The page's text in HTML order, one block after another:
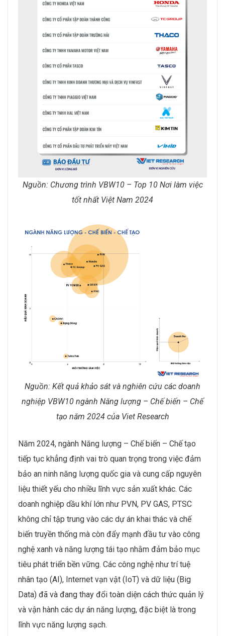
Nguồn: Chương trình VBW10 – Top 10 Nơi làm việc
tốt nhất Việt Nam 2024
Nguồn: Kết quả khảo sát và nghiên cứu các doanh
nghiệp VBW10 ngành Năng lượng – Chế biến – Chế
tạo năm 2024 của Viet Research
Năm 2024, ngành Năng lượng – Chế biến – Chế tạo
tiếp tục khẳng định vai trò quan trọng trong việc đảm
bảo an ninh năng lượng quốc gia và cung cấp nguyên
liệu thiết yếu cho nhiều lĩnh vực sản xuất khác. Các
doanh nghiệp dầu khí lớn như PVN, PV GAS, PTSC
không chỉ tập trung vào các dự án khai thác và chế
biến truyền thống mà còn đẩy mạnh đầu tư vào công
nghệ xanh và năng lượng tái tạo nhằm đảm bảo mục
tiêu phát triển bền vững. Các công nghệ như trí tuệ
nhân tạo (AI), Internet vạn vật (IoT) và dữ liệu (Big
Data) đã và đang thay đổi toàn diện cách thức quản lý
và vận hành các dự án năng lượng, đặc biệt là trong
lĩnh vực năng lượng sạch.